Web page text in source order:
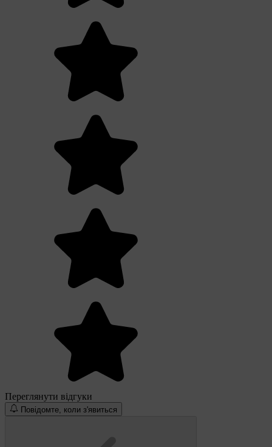
Переглянути відгуки
Повідомте, коли з'явиться